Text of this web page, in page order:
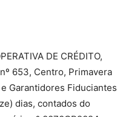
DE CRÉDITO,
653, Centro, Primavera
Garantidores Fiduciantes
dias, contados do